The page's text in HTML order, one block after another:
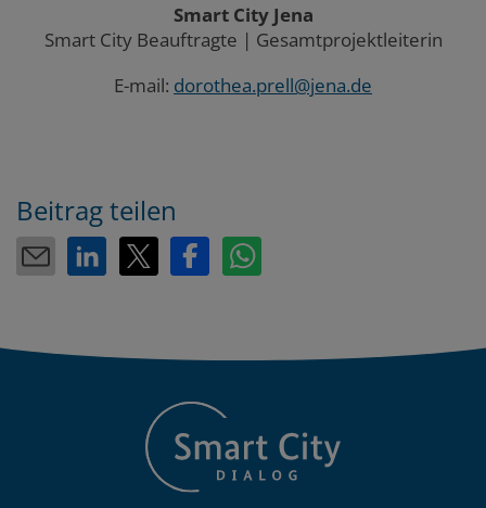
Smart City Jena
Smart City Beauftragte | Gesamtprojektleiterin
E-mail: dorothea.prell@jena.de
Beitrag teilen